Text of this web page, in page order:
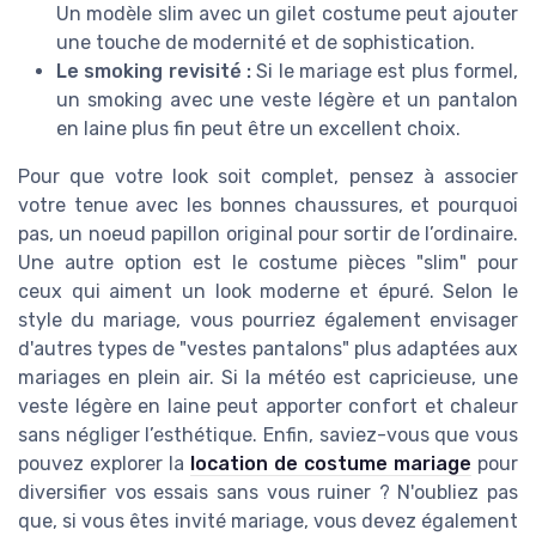
Un modèle slim avec un gilet costume peut ajouter
une touche de modernité et de sophistication.
Le smoking revisité : Si le mariage est plus formel,
un smoking avec une veste légère et un pantalon
en laine plus fin peut être un excellent choix.
Pour que votre look soit complet, pensez à associer
votre tenue avec les bonnes chaussures, et pourquoi
pas, un noeud papillon original pour sortir de l’ordinaire.
Une autre option est le costume pièces "slim" pour
ceux qui aiment un look moderne et épuré. Selon le
style du mariage, vous pourriez également envisager
d'autres types de "vestes pantalons" plus adaptées aux
mariages en plein air. Si la météo est capricieuse, une
veste légère en laine peut apporter confort et chaleur
sans négliger l’esthétique. Enfin, saviez-vous que vous
pouvez explorer la location de costume mariage pour
diversifier vos essais sans vous ruiner ? N'oubliez pas
que, si vous êtes invité mariage, vous devez également